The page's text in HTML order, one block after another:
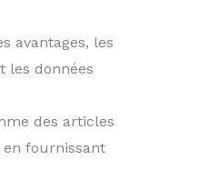
avantages, les
les données
des articles
fournissant